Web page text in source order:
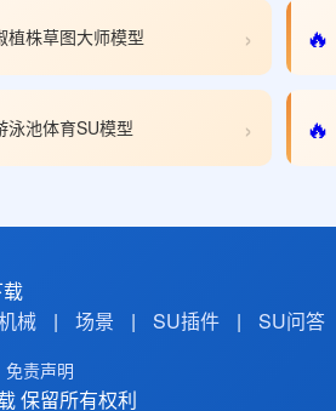
植株草图大师模型 › 🔥
泳池体育SU模型 › 🔥
械 | 场景 | SU插件 | SU问答
免责声明
保留所有权利